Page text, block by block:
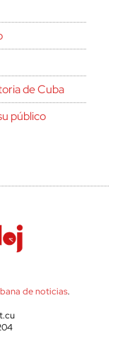
de Cuba
público
de noticias.